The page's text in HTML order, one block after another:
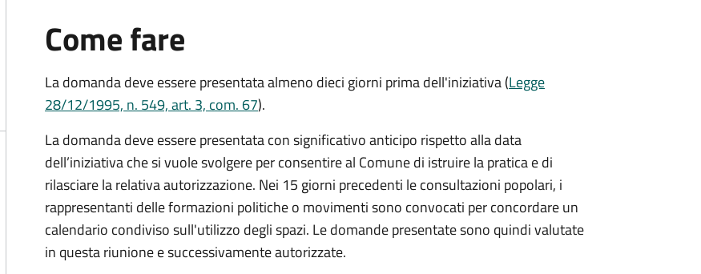
Come fare
La domanda deve essere presentataalmeno dieci giorni primadell'iniziativa (Legge
28/12/1995, n. 549, art. 3, com. 67).
La domanda deve essere presentata con significativo anticipo rispetto alla data
dell’iniziativa che si vuole svolgere per consentire al Comune di istruire la pratica e di
rilasciare la relativa autorizzazione. Nei 15 giorni precedenti le consultazioni popolari, i
rappresentanti delle formazioni politiche o movimenti sono convocati per concordare un
calendario condiviso sull'utilizzo degli spazi. Le domande presentate sono quindi valutate
in questa riunione e successivamente autorizzate.